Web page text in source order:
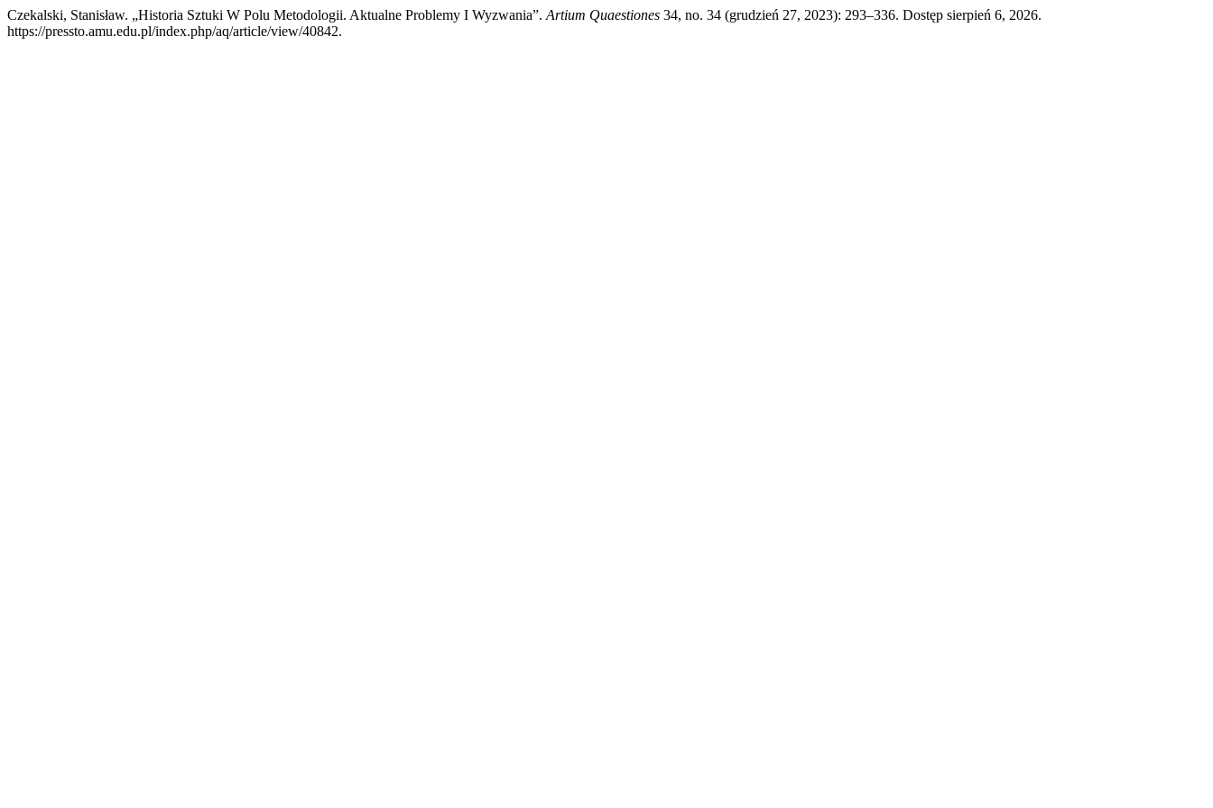
Czekalski, Stanisław. „Historia Sztuki W Polu Metodologii. Aktualne Problemy I Wyzwania”. Artium Quaestiones 34, no. 34 (grudzień 27, 2023): 293–336. Dostęp sierpień 6, 2026.
https://pressto.amu.edu.pl/index.php/aq/article/view/40842.